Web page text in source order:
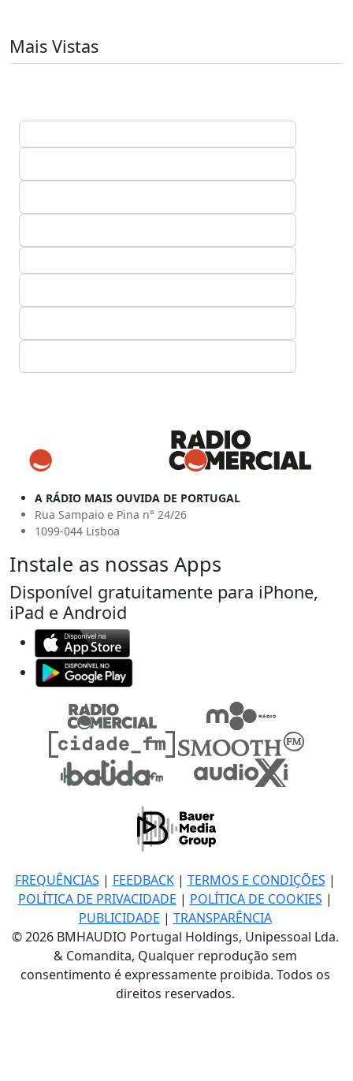
Mais Vistas
A RÁDIO MAIS OUVIDA DE PORTUGAL
Rua Sampaio e Pina n° 24/26
1099-044 Lisboa
Instale as nossas Apps
Disponível gratuitamente para iPhone,
iPad e Android
FREQUÊNCIAS | FEEDBACK| TERMOS E CONDIÇÕES |
POLÍTICA DE PRIVACIDADE | POLÍTICA DE COOKIES |
PUBLICIDADE | TRANSPARÊNCIA
© 2026 BMHAUDIO Portugal Holdings, Unipessoal Lda.
& Comandita, Qualquer reprodução sem
consentimento é expressamente proibida. Todos os
direitos reservados.